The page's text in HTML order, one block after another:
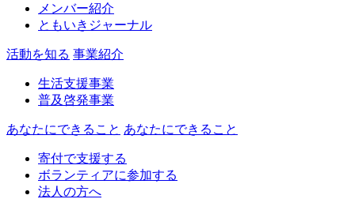
メンバー紹介
ともいきジャーナル
活動を知る 事業紹介
生活支援事業
普及啓発事業
あなたにできること あなたにできること
寄付で支援する
ボランティアに参加する
法人の方へ